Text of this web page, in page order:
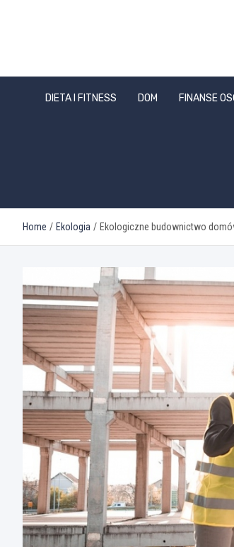
DIETA I FITNESS DOM FINANSE
Home Ekologia Ekologiczne budownictwo